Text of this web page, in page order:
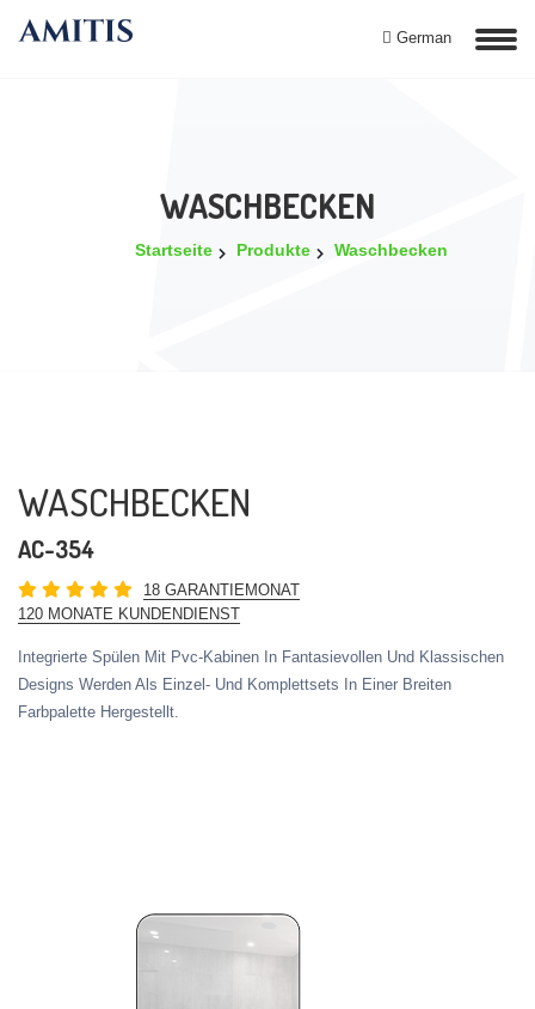
German
WASCHBECKEN
Startseite Produkte Waschbecken
WASCHBECKEN
AC-354
18 GARANTIEMONAT
120 MONATE KUNDENDIENST
Integrierte Spülen Mit Pvc-Kabinen In Fantasievollen Und Klassischen
Designs Werden Als Einzel- Und Komplettsets In Einer Breiten
Farbpalette Hergestellt.